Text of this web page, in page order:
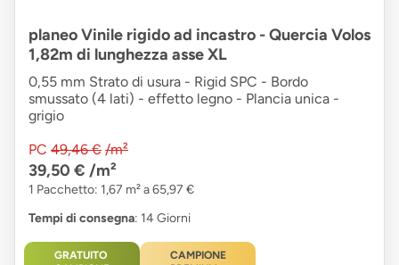
planeo Vinile rigido ad incastro - Quercia Volos
1,82m di lunghezza asse XL
0,55 mm Strato di usura - Rigid SPC - Bordo
smussato (4 lati) - effetto legno - Plancia unica -
grigio
PC 49,46 € /m²
39,50 € /m²
1 Pacchetto: 1,67 m² a 65,97 €
Tempi di consegna: 14 Giorni
GRATUITO
CAMPIONE